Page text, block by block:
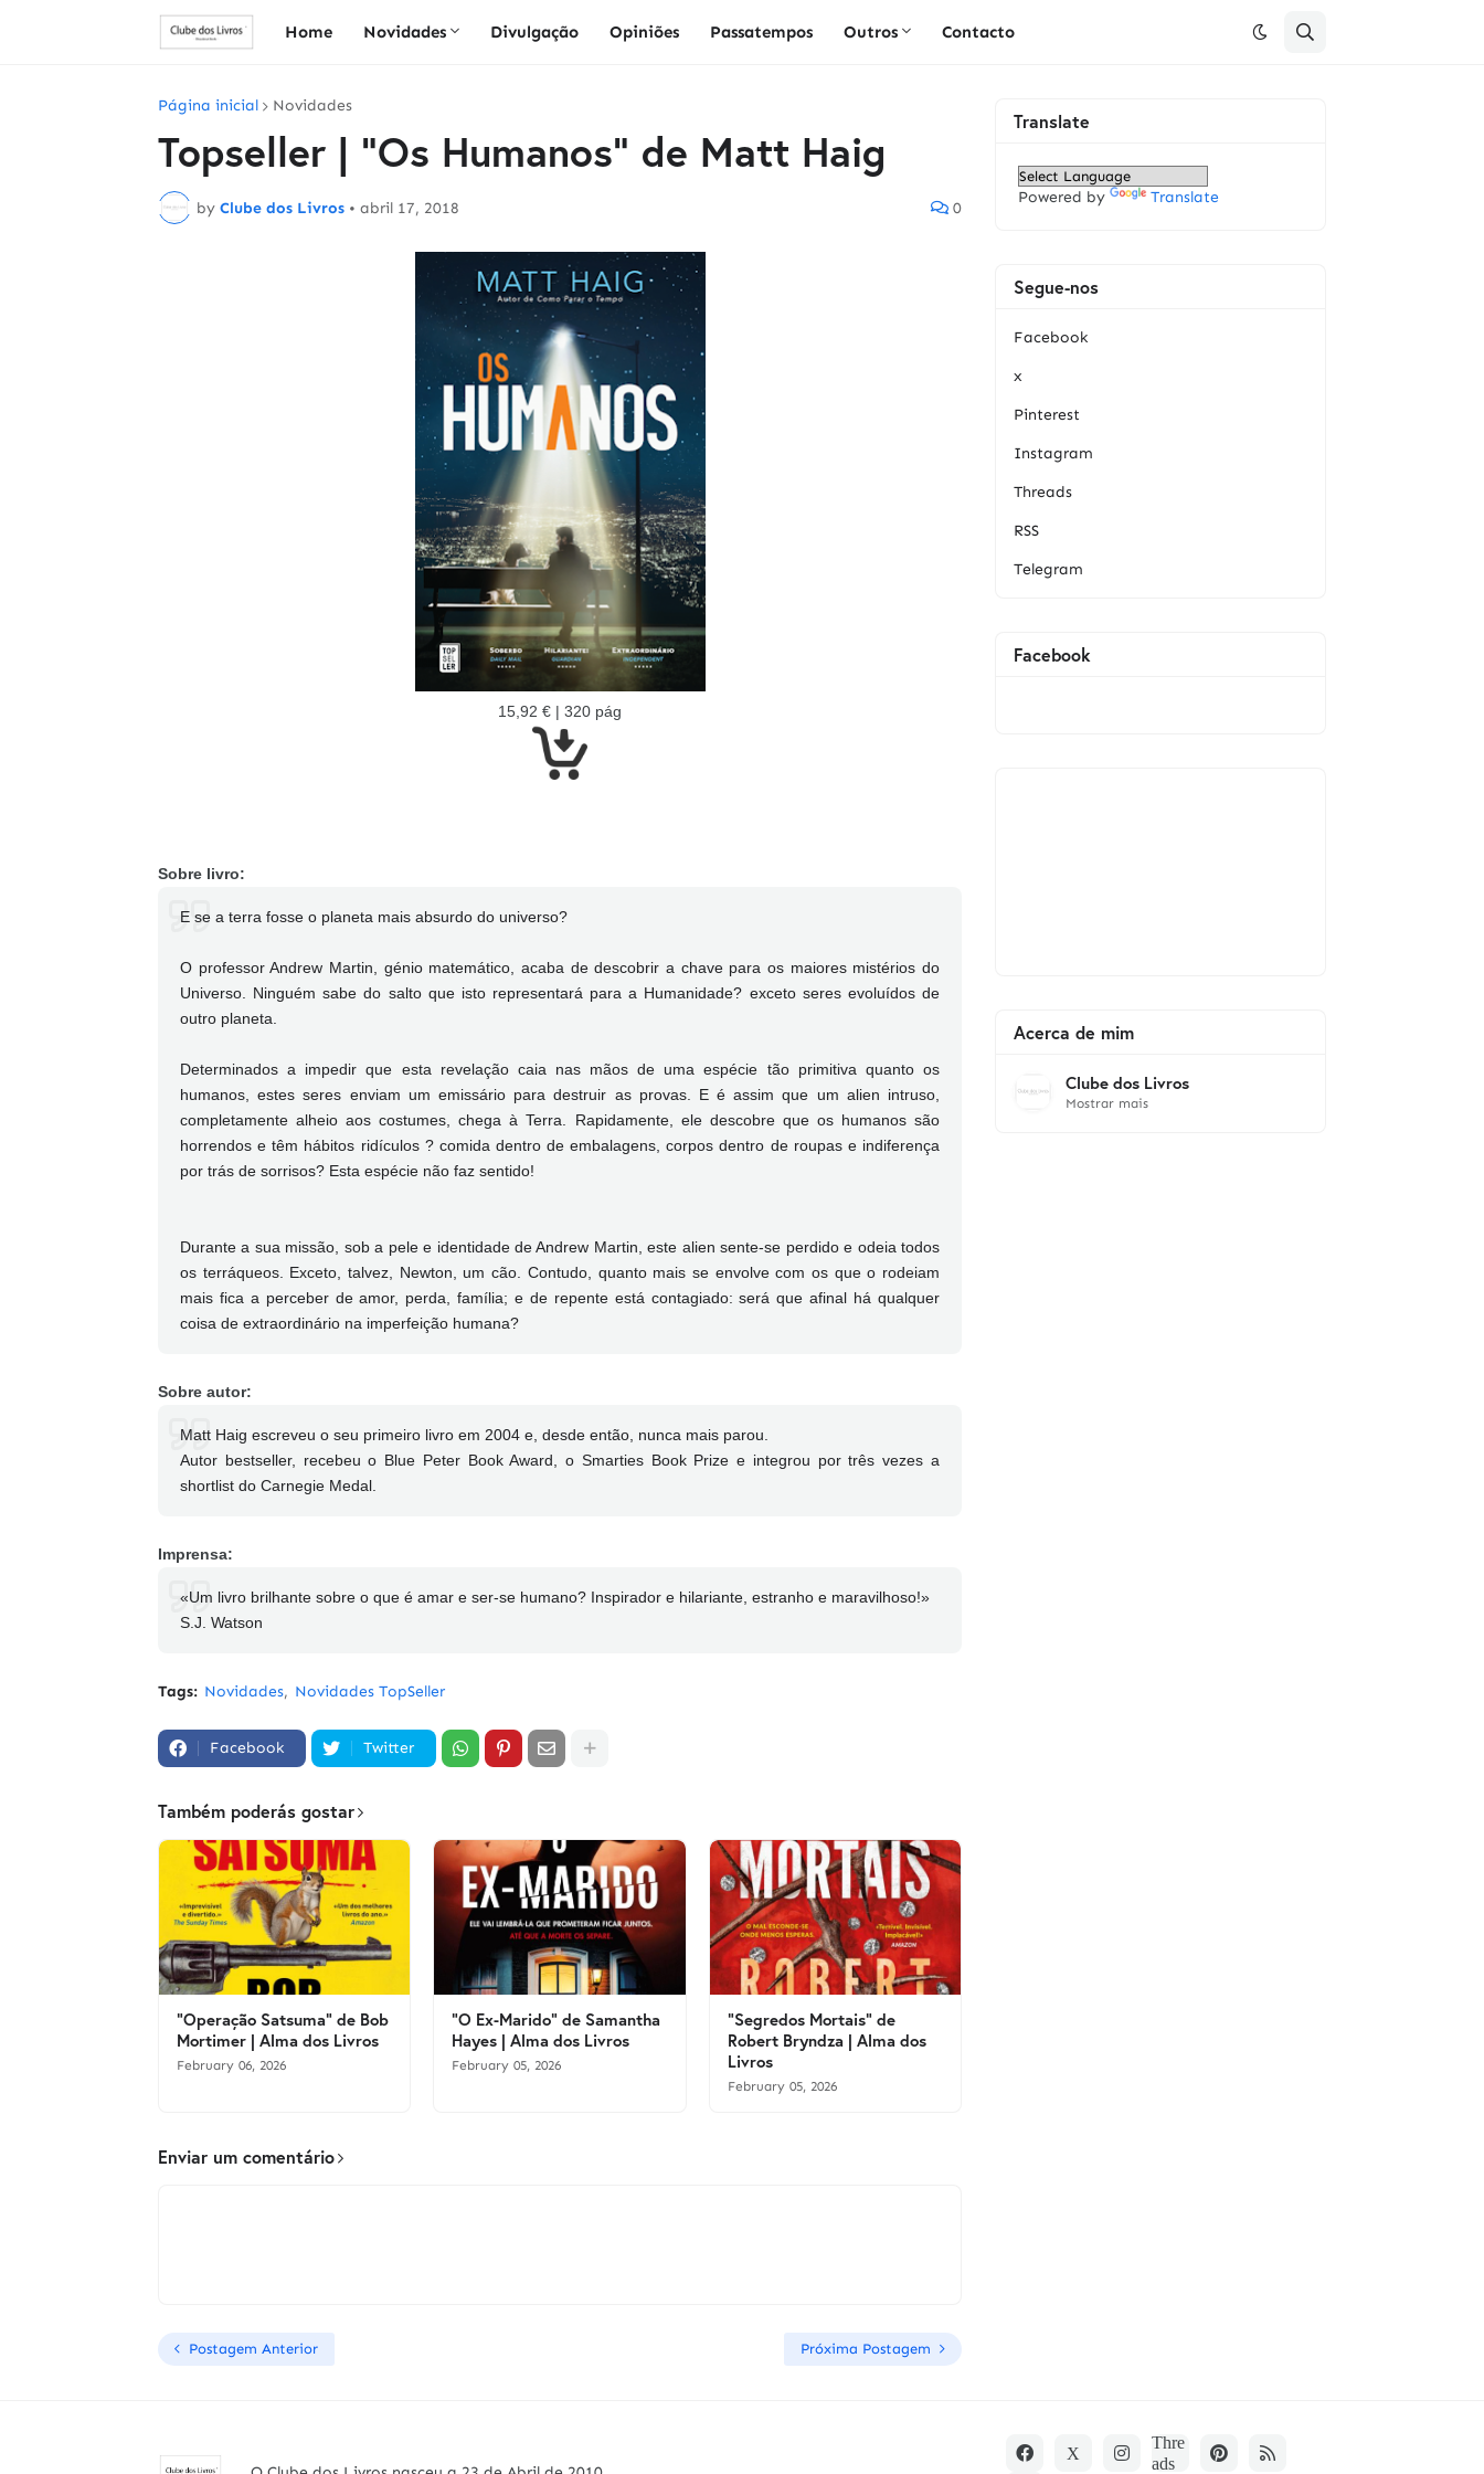
Home Novidades Divulgação Opiniões Passatempos Outros Contacto
Página inicial Novidades
Topseller | "Os Humanos" de Matt Haig
by Clube dos Livros • abril 17, 2018 0
15,92 € | 320 pág
Sobre livro:
E se a terra fosse o planeta mais absurdo do universo?
O professor Andrew Martin, génio matemático, acaba de descobrir a chave para os maiores mistérios do
Universo. Ninguém sabe do salto que isto representará para a Humanidade? exceto seres evoluídos de
outro planeta.
Determinados a impedir que esta revelação caia nas mãos de uma espécie tão primitiva quanto os
humanos, estes seres enviam um emissário para destruir as provas. E é assim que um alien intruso,
completamente alheio aos costumes, chega à Terra. Rapidamente, ele descobre que os humanos são
horrendos e têm hábitos ridículos ? comida dentro de embalagens, corpos dentro de roupas e indiferença
por trás de sorrisos? Esta espécie não faz sentido!
Durante a sua missão, sob a pele e identidade de Andrew Martin, este alien sente-se perdido e odeia todos
os terráqueos. Exceto, talvez, Newton, um cão. Contudo, quanto mais se envolve com os que o rodeiam
mais fica a perceber de amor, perda, família; e de repente está contagiado: será que afinal há qualquer
coisa de extraordinário na imperfeição humana?
Sobre autor:
Matt Haig escreveu o seu primeiro livro em 2004 e, desde então, nunca mais parou.
Autor bestseller, recebeu o Blue Peter Book Award, o Smarties Book Prize e integrou por três vezes a
shortlist do Carnegie Medal.
Imprensa:
«Um livro brilhante sobre o que é amar e ser-se humano? Inspirador e hilariante, estranho e maravilhoso!»
S.J. Watson
Tags: Novidades Novidades TopSeller
Facebook Twitter
Também poderás gostar
"Operação Satsuma" de Bob
Mortimer | Alma dos Livros
February 06, 2026
"O Ex-Marido" de Samantha
Hayes | Alma dos Livros
February 05, 2026
"Segredos Mortais" de
Robert Bryndza | Alma dos
Livros
February 05, 2026
Enviar um comentário
Postagem Anterior Próxima Postagem
Translate
Powered by Translate
Segue-nos
Facebook
x
Pinterest
Instagram
Threads
RSS
Telegram
Facebook
Acerca de mim
Clube dos Livros
Mostrar mais